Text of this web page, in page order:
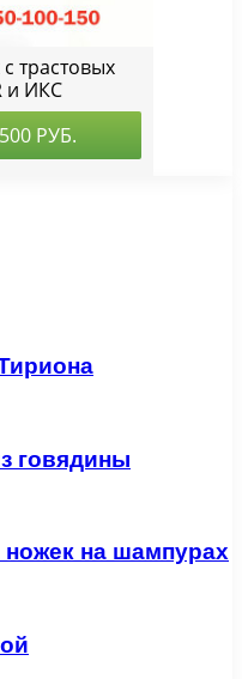
говядины
на шампурах